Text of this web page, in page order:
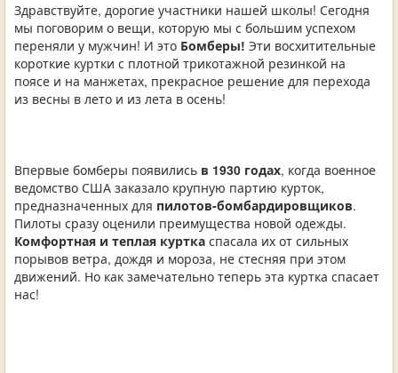
Здравствуйте, дорогие участники нашей школы! Сегодня
мы поговорим о вещи, которую мы с большим успехом
переняли у мужчин! И это Бомберы! Эти восхитительные
короткие куртки с плотной трикотажной резинкой на
поясе и на манжетах, прекрасное решение для перехода
из весны в лето и из лета в осень!
Впервые бомберы появились в 1930 годах, когда военное
ведомство США заказало крупную партию курток,
предназначенных для пилотов-бомбардировщиков.
Пилоты сразу оценили преимущества новой одежды.
Комфортная и теплая куртка спасала их от сильных
порывов ветра, дождя и мороза, не стесняя при этом
движений. Но как замечательно теперь эта куртка спасает
нас!